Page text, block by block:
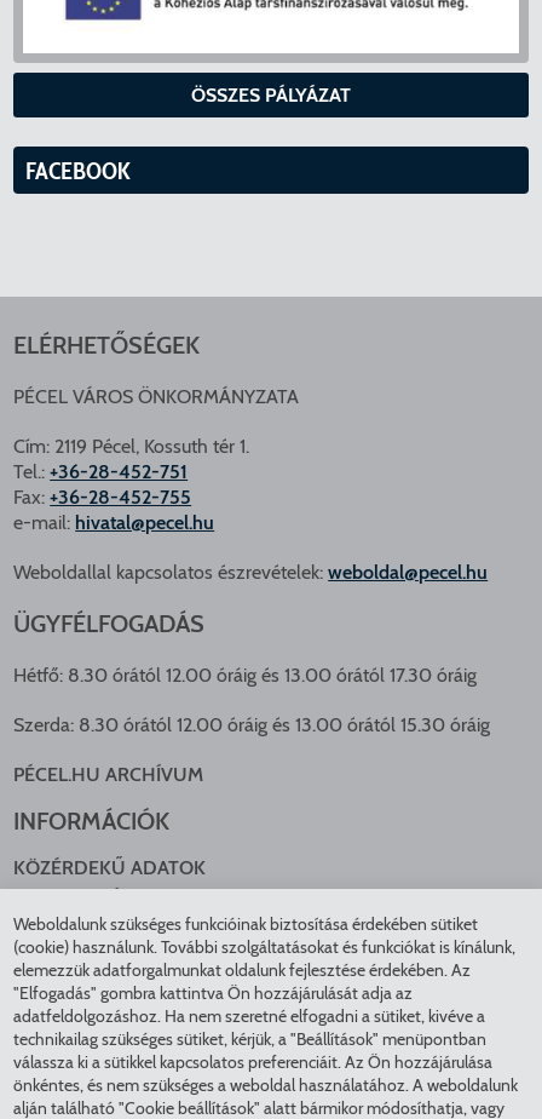
ÖSSZES PÁLYÁZAT
FACEBOOK
ELÉRHETŐSÉGEK
PÉCEL VÁROS ÖNKORMÁNYZATA
Cím: 2119 Pécel, Kossuth tér 1.
Tel.:+36-28-452-751
Fax:+36-28-452-755
e-mail: hivatal@pecel.hu
Weboldallal kapcsolatos észrevételek:weboldal@pecel.hu
ÜGYFÉLFOGADÁS
Hétfő: 8.30 órától 12.00 óráig és 13.00 órától 17.30 óráig
Szerda: 8.30 órától 12.00 óráig és 13.00 órától 15.30 óráig
PÉCEL.HU ARCHÍVUM
INFORMÁCIÓK
KÖZÉRDEKŰ ADATOK
KÖZLEKEDÉS
ADATKEZELÉS
ÁTLÁTHATÓ ÖNKORMÁNYZAT
COOKIE BEÁLLÍTÁSOK
INTÉZMÉNYEK
EGÉSZSÉGÜGY
Weboldalunk szükséges funkcióinak biztosítása érdekében sütiket
(cookie) használunk. További szolgáltatásokat és funkciókat is kínálunk,
elemezzük adatforgalmunkat oldalunk fejlesztése érdekében. Az
"Elfogadás" gombra kattintva Ön hozzájárulását adja az
adatfeldolgozáshoz. Ha nem szeretné elfogadni a sütiket, kivéve a
technikailag szükséges sütiket, kérjük, a "Beállítások" menüpontban
válassza ki a sütikkel kapcsolatos preferenciáit. Az Ön hozzájárulása
önkéntes, és nem szükséges a weboldal használatához. A weboldalunk
alján található "Cookie beállítások" alatt bármikor módosíthatja, vagy